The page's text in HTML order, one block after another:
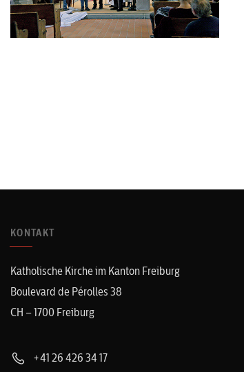
KONTAKT
Katholische Kirche im Kanton Freiburg
Boulevard de Pérolles 38
CH – 1700 Freiburg
+41 26 426 34 17